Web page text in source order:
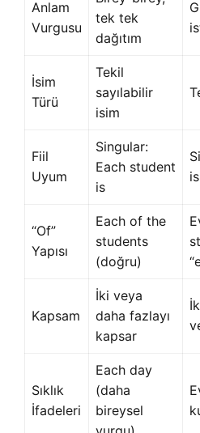
Anlam
Vurgusu
tek tek
dağıtım
İsim
Türü
Tekil
sayılabilir
isim
Fiil
Uyum
Singular:
Each student
is
is
“Of”
Yapısı
Each of the
students
(doğru)
Kapsam
İki veya
daha fazlayı
kapsar
Sıklık
İfadeleri
Each day
(daha
bireysel